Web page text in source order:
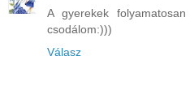
A gyerekek
csodálom:)))
Válasz